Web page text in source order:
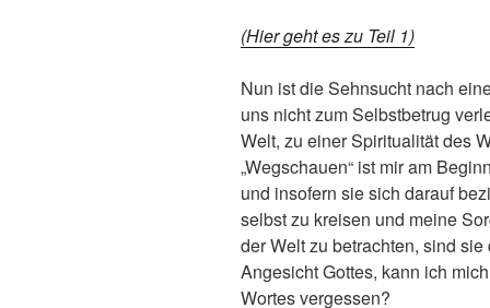
(Hier geht es zu Teil 1)
Nun ist die Sehnsucht nach
uns nicht zum Selbstbetrug
Welt, zu einer Spiritualität des
„Wegschauen“ ist mir am
und insofern sie sich darauf
selbst zu kreisen und meine
der Welt zu betrachten, sind
Angesicht Gottes, kann ich
Wortes vergessen?